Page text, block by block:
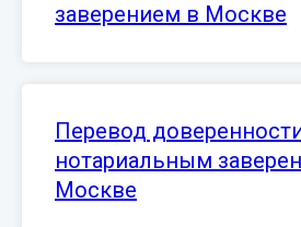
заверением в Москве
Перевод
нотариальным
Москве